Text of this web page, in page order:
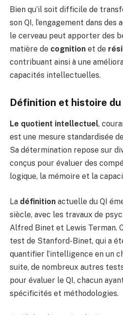
Bien qu’il soit difficile de
son QI, l’engagement dans
le cerveau peut apporter des
matière de cognition et de
contribuant ainsi à une
capacités intellectuelles.
Définition et histoire du
Le quotient intellectuel,
est une mesure standardisée
Sa détermination repose sur
conçus pour évaluer des
logique, la mémoire et la
La définition actuelle du QI
siècle, avec les travaux de
Alfred Binet et Lewis Terman.
test de Stanford-Binet, qui a
quantifier l’intelligence en un
suite, de nombreux autres
pour évaluer le QI, chacun
spécificités et méthodologies.